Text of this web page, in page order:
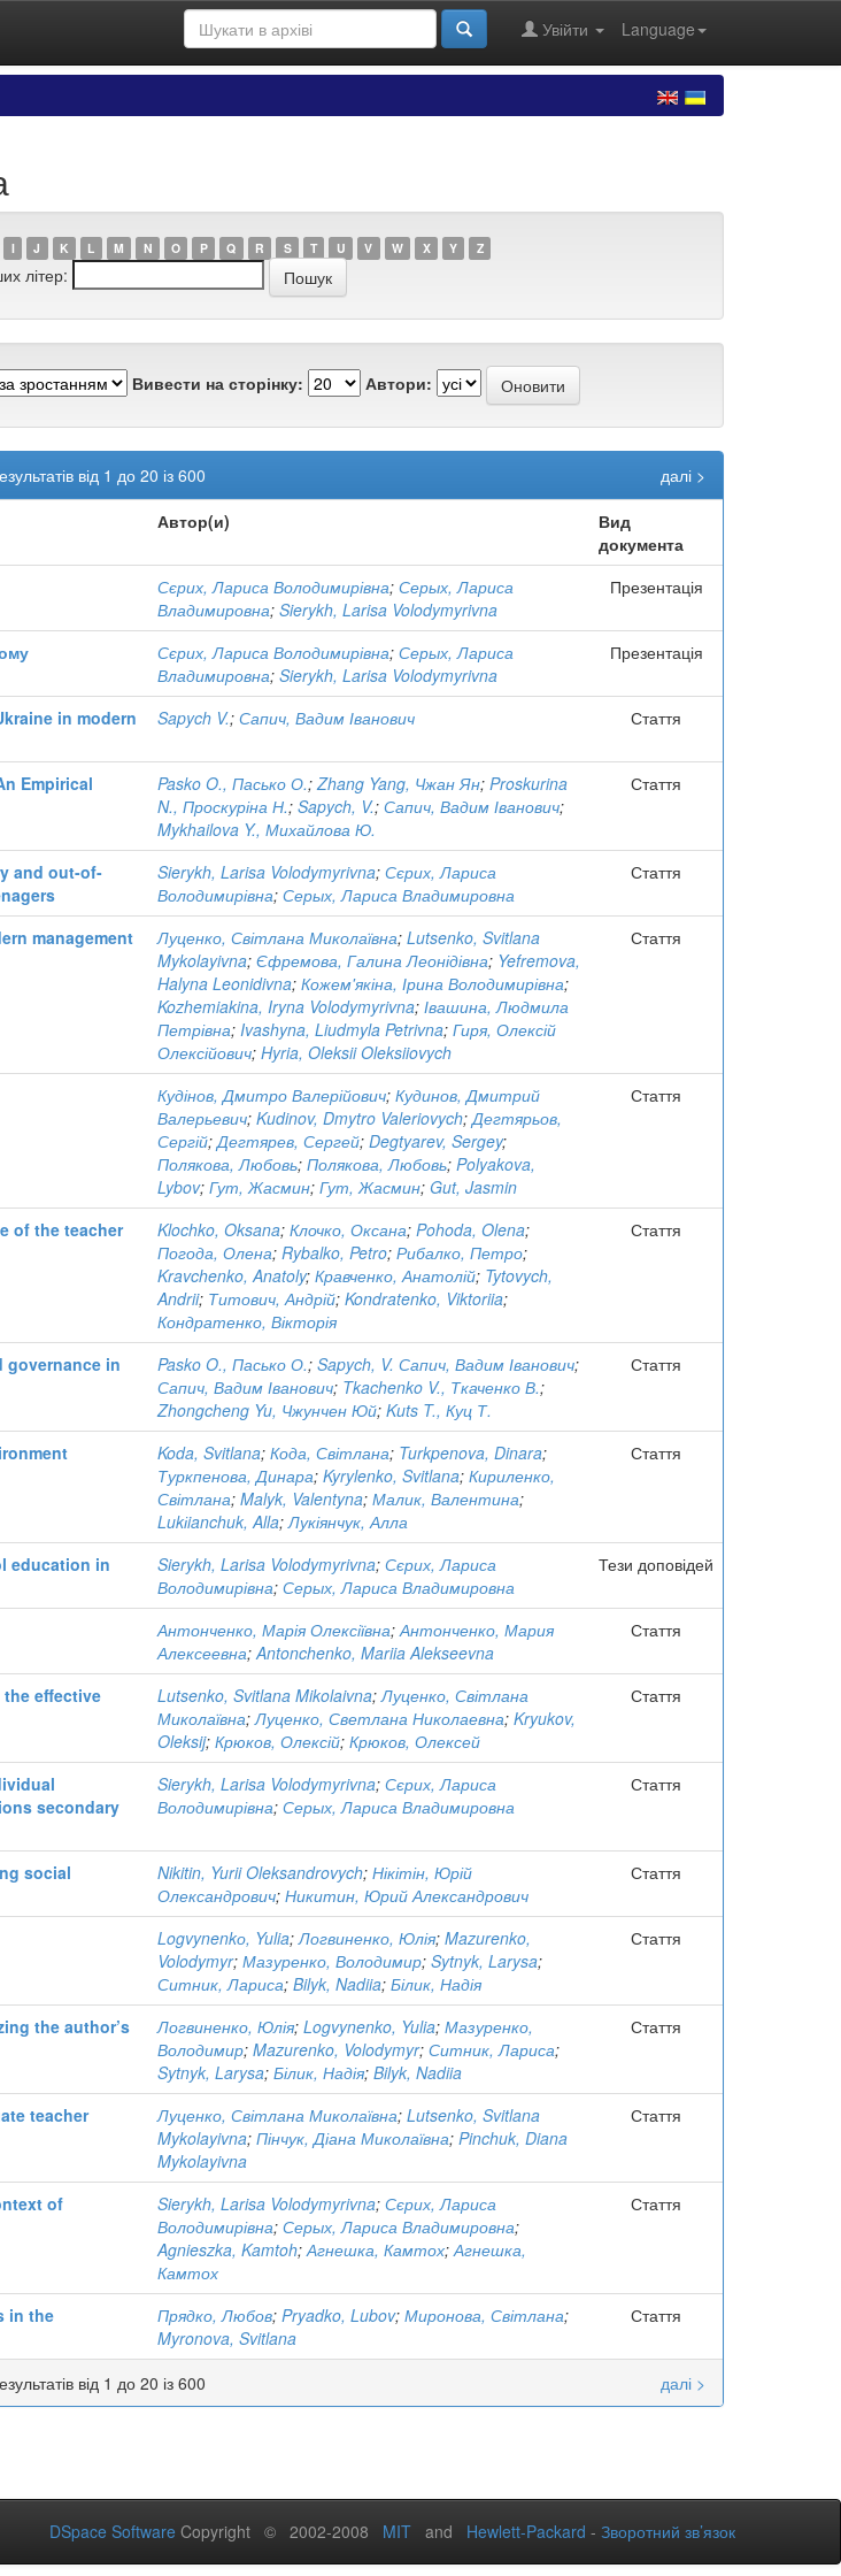
Language
Увійти
I J K L M N O P Q R S T U V W X Y Z
літер:
Вивести на сторінку: Автори:
від 1 до 20 із 600
далі >
Автор(и)
Вид
документа
Сєрих, Лариса Володимирівна; Серых, Лариса
Владимировна; Sierykh, Larisa Volodymyrivna
Презентація
Сєрих, Лариса Володимирівна; Серых, Лариса
Владимировна; Sierykh, Larisa Volodymyrivna
Презентація
in modern
Sapych V.; Сапич, Вадим Іванович Стаття
Empirical
Pasko O., Пасько О.;Zhang Yang, Чжан Ян; Proskurina
N., Проскуріна Н.; Sapych, V.; Сапич, Вадим Іванович;
Mykhailova Y., Михайлова Ю.
Стаття
and out-of-
Sierykh, Larisa Volodymyrivna; Сєрих, Лариса
Володимирівна; Серых, Лариса Владимировна
Стаття
management
Луценко, Світлана Миколаївна; Lutsenko, Svitlana
Mykolayivna; Єфремова, Галина Леонідівна; Yefremova,
Halyna Leonidivna; Кожем'якіна, Ірина Володимирівна;
Kozhemiakina, Iryna Volodymyrivna; Івашина, Людмила
Петрівна; Ivashyna, Liudmyla Petrivna; Гиря, Олексій
Олексійович; Hyria, Oleksii Oleksiiovych
Стаття
Кудінов, Дмитро Валерійович; Кудинов, Дмитрий
Валерьевич; Kudinov, Dmytro Valeriovych;Дегтярьов,
Сергій;Дегтярев, Сергей; Degtyarev, Sergey;
Полякова, Любовь; Полякова, Любовь; Polyakova,
Lybov; Гут, Жасмин; Гут, Жасмин; Gut, Jasmin
Стаття
of the teacher Klochko, Oksana; Клочко, Оксана; Pohoda, Olena;
Погода, Олена; Rybalko, Petro; Рибалко, Петро;
Kravchenko, Anatoly; Кравченко, Анатолій; Tytovych,
Andrii; Титович, Андрій; Kondratenko, Viktoriia;
Кондратенко, Вікторія
Стаття
governance in
Pasko O., Пасько О.; Sapych, V. Сапич, Вадим Іванович;
Сапич, Вадим Іванович; Tkachenko V., Ткаченко В.;
Zhongcheng Yu, Чжунчен Юй; Kuts T., Куц Т.
Стаття
Koda, Svitlana; Кода, Світлана; Turkpenova, Dinara;
Туркпенова, Динара; Kyrylenko, Svitlana; Кириленко,
Світлана; Malyk, Valentyna; Малик, Валентина;
Lukіianchuk, Alla;Лукіянчук, Алла
Стаття
education in
Sierykh, Larisa Volodymyrivna; Сєрих, Лариса
Володимирівна; Серых, Лариса Владимировна
Тези доповідей
Антонченко, Марія Олексіївна;Антонченко, Мария
Алексеевна;Antonchenko, Mariia Alekseevna
Стаття
effective
Lutsenko, Svitlana Mikolaivna;Луценко, Світлана
Миколаївна;Луценко, Светлана Николаевна; Kryukov,
Oleksij; Крюков, Олексій; Крюков, Олексей
Стаття
secondary
Sierykh, Larisa Volodymyrivna; Сєрих, Лариса
Володимирівна; Серых, Лариса Владимировна
Стаття
social
Nikitin, Yurii Oleksandrovych; Нікітін, Юрій
Олександрович; Никитин, Юрий Александрович
Стаття
Logvynenkо, Yulia;Логвиненко, Юлія; Mazurenko,
Volodymyr; Мазуренко, Володимир; Sytnyk, Larysa;
Ситник, Лариса; Bilyk, Nadiia; Білик, Надія
Стаття
the author’s
Логвиненко, Юлія; Logvynenko, Yulia; Мазуренко,
Володимир; Mazurenko, Volodymyr; Ситник, Лариса;
Sytnyk, Larysa; Білик, Надія; Bilyk, Nadiia
Стаття
teacher
Луценко, Світлана Миколаївна; Lutsenko, Svitlana
Mykolayivna; Пінчук, Діана Миколаївна; Pinchuk, Diana
Mykolayivna
Стаття
of
Sierykh, Larisa Volodymyrivna; Сєрих, Лариса
Володимирівна; Серых, Лариса Владимировна;
Agnieszka, Kamtoh;Агнешка, Камтох;Агнешка,
Камтох
Стаття
in the
Прядко, Любов; Pryadko, Lubov; Миронова, Світлана;
Myronova, Svitlana
Стаття
від 1 до 20 із 600 далі >
DSpace Software Copyright © 2002-2008 MIT and Hewlett-Packard - Зворотний зв’язок